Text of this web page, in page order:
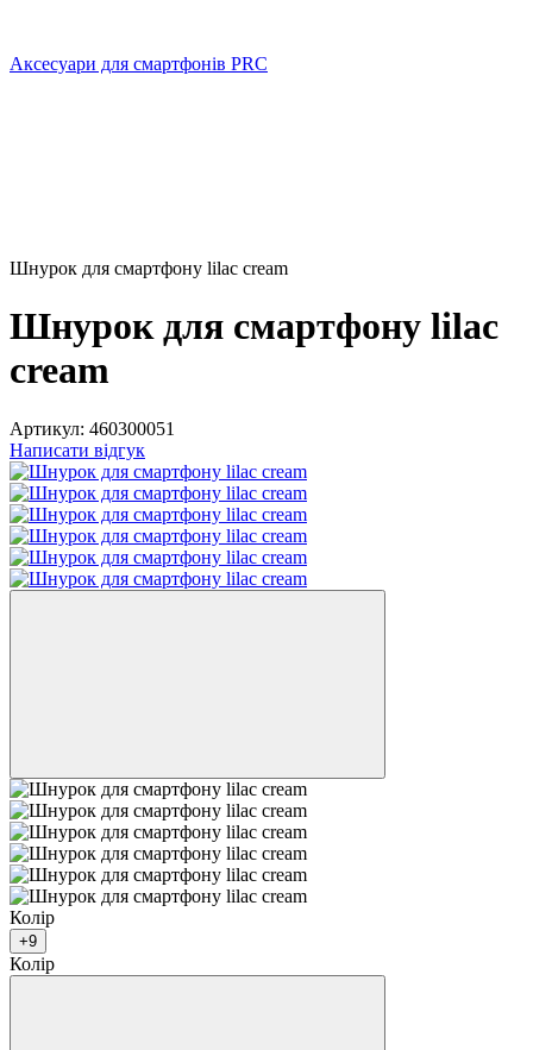
Аксесуари для смартфонів PRC
Шнурок для смартфону lilac cream
Шнурок для смартфону lilac
cream
Артикул: 460300051
Написати відгук
Колір
+9
Колір